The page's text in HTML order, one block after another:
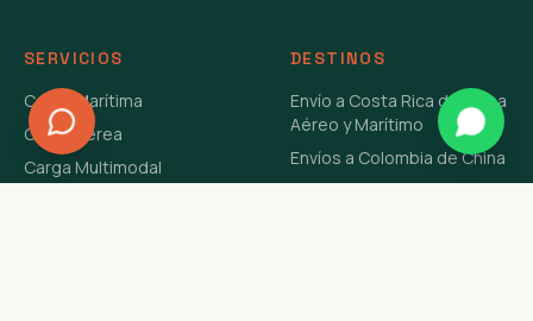
SERVICIOS
Carga Marítima
Carga Aérea
Carga Multimodal
DESTINOS
Envío a Costa Rica de China
Aéreo y Marítimo
Envíos a Colombia de China